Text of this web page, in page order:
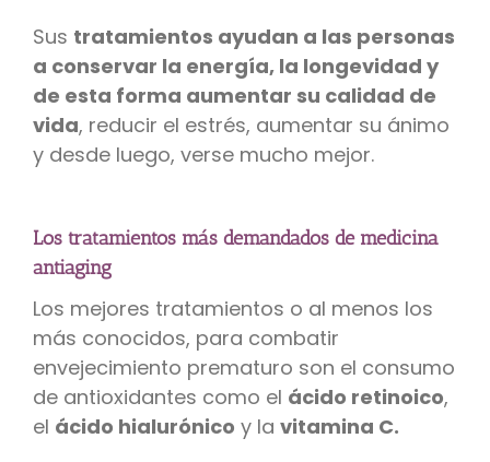
Sus tratamientos ayudan a las personas
a conservar la energía, la longevidad y
de esta forma aumentar su calidad de
vida, reducir el estrés, aumentar su ánimo
y desde luego, verse mucho mejor.
Los tratamientos más demandados de medicina
antiaging
Los mejores tratamientos o al menos los
más conocidos, para combatir
envejecimiento prematuro son el consumo
de antioxidantes como el ácido retinoico,
el ácido hialurónico y la vitamina C.